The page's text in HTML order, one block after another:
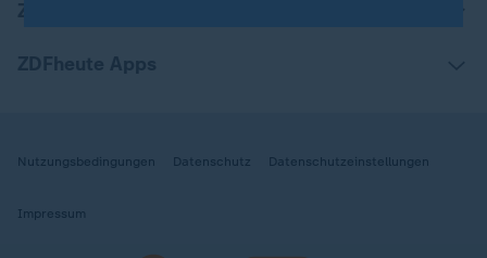
Nutzungsbedingungen Datenschutz Datenschutzeinstellungen
Impressum